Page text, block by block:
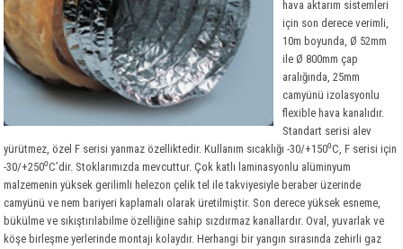
Taşyünü Dökme
İzocamflex
Kauçuk Özel Malzemeler
Polietilen
Tesisat Kaplamaları
Danmat PVC Folyo
Hava Kanalları
Flexible Hava Kanalları
Havalandırma Fanları
Yardımcı Malzemeler
Ses Yalıtım Malzemeleri
Akustik Süngerler
Kauçuk Levha ve Şilteler
Titreşim Alıcılar
Yardımcı Malzemeler
Yangın Yalıtım Malzemeleri
Kalsiyum Silikat Levhalar
Yangın Geçiş Bariyerleri
Yardımcı Malzemeler
Drenaj
Drenaj Levhaları
Yardımcı Malzemeler
Bitümlü Membranlar
Bitümlü Likitler Astarlar
Bitümlü Membranlar
PVC - EPDM Membranlar
PVC Membranlar
Geotekstil Keçe
hava aktarım sistemleri
için son derece verimli,
10m boyunda, Ø 52mm
ile Ø 800mm çap
aralığında, 25mm
camyünü izolasyonlu
flexible hava kanalıdır.
Standart serisi alev
yürütmez, özel F serisi yanmaz özelliktedir. Kullanım sıcaklığı -30/+150⁰C, F serisi için
-30/+250⁰C’dir. Stoklarımızda mevcuttur. Çok katlı laminasyonlu alüminyum
malzemenin yüksek gerilimli helezon çelik tel ile takviyesiyle beraber üzerinde
camyünü ve nem bariyeri kaplamalı olarak üretilmiştir. Son derece yüksek esneme,
bükülme ve sıkıştırılabilme özelliğine sahip sızdırmaz kanallardır. Oval, yuvarlak ve
köşe birleşme yerlerinde montajı kolaydır. Herhangi bir yangın sırasında zehirli gaz